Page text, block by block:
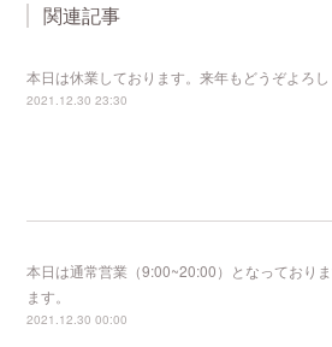
関連記事
本日は休業しております。来年もどうぞよろし
2021.12.30 23:30
本日は通常営業（9:00~20:00）となっており
ます。
2021.12.30 00:00